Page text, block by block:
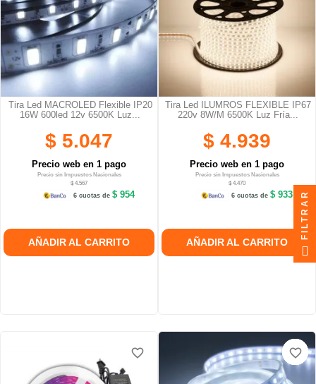
Tira Led MACROLED Flexible IP20
16W 600led 12v 6500K Luz...
$ 5.047
Precio web en 1 pago
Precio sin Impuestos Nacionales
$ 4.567
6 cuotas de$ 954
AÑADIR AL CARRITO
Tira Led ILUMROS FLEXIBLE IP67
220v 8W/M 6500K Luz Fría...
$ 4.939
Precio web en 1 pago
Precio sin Impuestos Nacionales
$ 4.470
6 cuotas de$ 933
AÑADIR AL CARRITO
favorite_border
favorite_border
favorite_border favorite_border
favorite_border
favorite_border
FILTRAR